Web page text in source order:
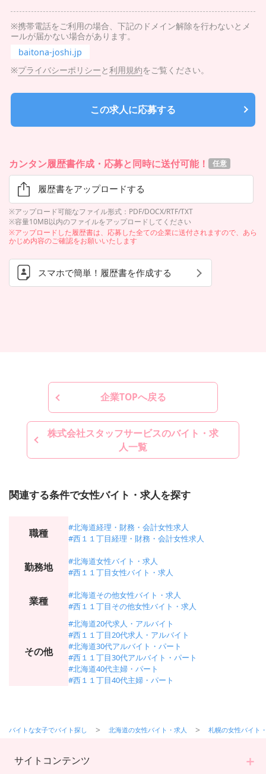
※携帯電話をご利用の場合、下記のドメイン解除を行わないとメ
ールが届かない場合があります。
baitona-joshi.jp
※プライバシーポリシーと利用規約をご覧ください。
この求人に応募する
カンタン履歴書作成・応募と同時に送付可能！ 任意
履歴書をアップロードする
※アップロード可能なファイル形式：PDF/DOCX/RTF/TXT
※容量10MB以内のファイルをアップロードしてください
※アップロードした履歴書は、応募した全ての企業に送付されますので、あら
かじめ内容のご確認をお願いいたします
スマホで簡単！履歴書を作成する
企業TOPへ戻る
株式会社スタッフサービスのバイト・求
人一覧
関連する条件で女性バイト・求人を探す
職種
#北海道経理・財務・会計女性求人
#西１１丁目経理・財務・会計女性求人
勤務地
#北海道女性バイト・求人
#西１１丁目女性バイト・求人
業種
#北海道その他女性バイト・求人
#西１１丁目その他女性バイト・求人
その他
#北海道20代求人・アルバイト
#西１１丁目20代求人・アルバイト
#北海道30代アルバイト・パート
#西１１丁目30代アルバイト・パート
#北海道40代主婦・パート
#西１１丁目40代主婦・パート
バイトな女子でバイト探し 北海道の女性バイト・求人 札幌の女性バイト
サイトコンテンツ